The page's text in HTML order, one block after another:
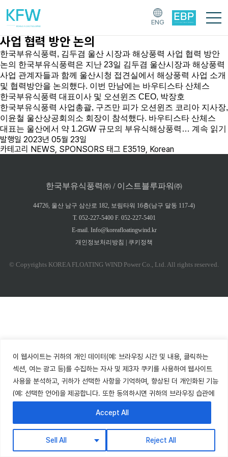
이 웹사이트는 귀하의 개인 데이터(예: 브라우징 시간 및 내용, 클릭하는
섹션, 여는 광고 등)를 수집하는 자사 및 제3자 쿠키를 사용하여 웹사이트
사용을 분석하고, 귀하가 선택한 사항을 기억하며, 향상된 더 개인화된 기능
(예: 선택한 언어)을 제공합니다. 또한 동의하시면 귀하의 브라우징 습관에
데이터는 6개월 동안 보관됩니다. 쿠키를 거부할 권리가 있으나, 일부
웹사이트 기능이 제한될 수 있습니다.쿠키 정책을 참조하세요.
↓ English descriptions are below ↓
Accept All
Reject All
Sell All
ENG
[태그:]
한국부유식풍력, 김두겸 울산 시장과 해상풍력
사업 협력 방안 논의
한국부유식풍력, 김두겸 울산 시장과 해상풍력 사업 협력 방안
논의 한국부유식풍력은 지난 23일 김두겸 울산시장과 해상풍력
사업 관계자들과 함께 울산시청 접견실에서 해상풍력 사업 소개
및 협력방안을 논의했다. 이번 만남에는 바우티스타 산체스
한국부유식풍력 대표이사 및 오션윈즈 CEO, 박장호
한국부유식풍력 사업총괄, 구즈만 피가 오션윈즈 코리아 지사장,
이윤철 울산상공회의소 회장이 참석했다. 바우티스타 산체스
대표는 울산에서 약 1.2GW 규모의 부유식해상풍력… 계속 읽기
발행일 2023년 05월 23일
카테고리 NEWS, SPONSORS 태그 E3519, Korean
한국부유식풍력㈜ / 이스트블루파워㈜
44726, 울산 남구 삼산로 182, 보림타워 16층(남구 달동 117-4)
T. 052-227-5400 F. 052-227-5401
E-mail. Info@koreafloatingwind.kr
개인정보처리방침 | 쿠키정책
© Copyrights KOREA FLOATING WIND Power Co., Ltd. All rights reserved.